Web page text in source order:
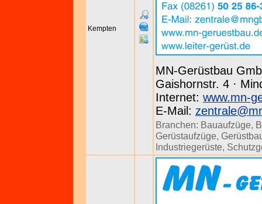
Kempten
MN-Gerüstbau
Gaishornstr. 4 ·
Internet: www.mn-
E-Mail:
Branchen: Bauaufzüge,
Gerüstaufzüge,
Industriegerüste,